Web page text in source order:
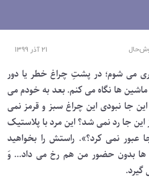
21 آذر 1399
می شوم؛ در پشتِ چراغ خطر یا دور
ماشین ها نگاه می کنم. بعد به خودم می
جا نبودی این چراغ سبز و قرمز نمی
جا رد نمی شد؟ این مرد با پلاستیک
عبور نمی کرد؟». راستش را بخواهید
ها بدون حضور من هم رخ می داد... وَ
گیرد.